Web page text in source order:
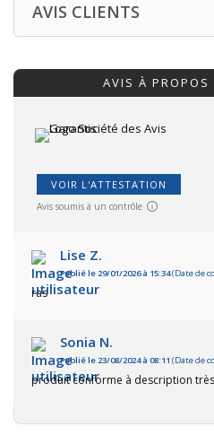
AVIS CLIENTS
AVIS À PROPOS
VOIR L'ATTESTATION
Avis soumis à un contrôle
Lise Z.
Publié le 29/01/2026 à 15:34(Date de
ras
Sonia N.
Publié le 23/08/2024 à 08:11 (Date de
produit conforme à description